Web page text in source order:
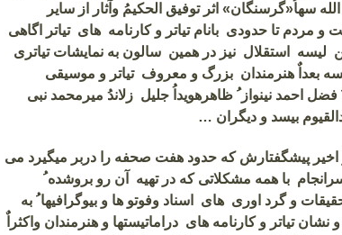
سهاُ«گرسنگان» اثر توفیق الحکیمُ وآثار از سایر
مردم تا حدودی بانام تیاتر و کارنامه های تیاتر اگاهی
لیسه استقلال نیز در همین سالون به نمایشات تیاتری
بعداٌ هنرمندان بزرگ و معروف تیاتر و موسیقی
احمد نینواز ُ ظاهرهویداُ جلیل زلاندُ میرمحمد نبی
بیسد و دیگران …
اخیر پیشگفتارش که حدود هفت صحفه را دربر میگیرد می
با همه مشکلاتی که در تهیه آن رو بروشده
و گرد اوری های اسناد وفوتو ها و بیوگرافیها ُ به
نشان تیاتر و کارنامه های دراماتیستها و هنرمندان واکثراٌ